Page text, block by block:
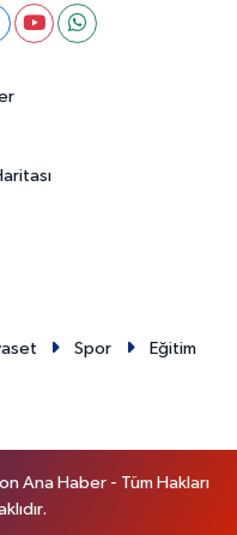
Spor
Eğitim
Ana Haber - Tüm Hakları